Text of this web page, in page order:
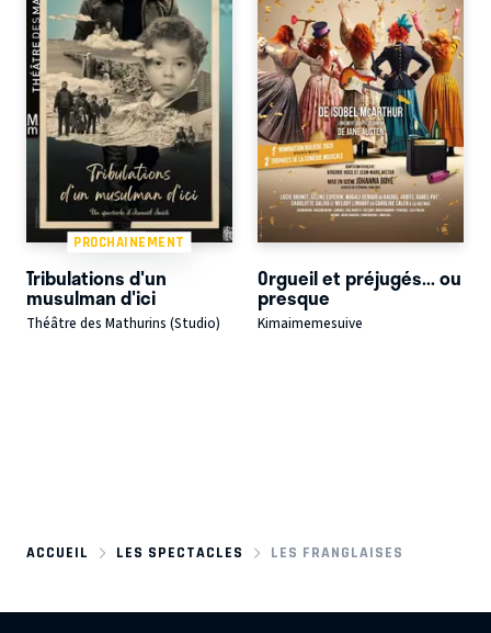
PROCHAINEMENT
Tribulations d'un
musulman d'ici
Théâtre des Mathurins (Studio)
Orgueil et préjugés... ou
presque
Kimaimemesuive
ACCUEIL LES SPECTACLES LES FRANGLAISES